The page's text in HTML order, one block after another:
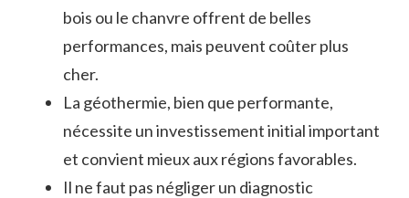
bois ou le chanvre offrent de belles
performances, mais peuvent coûter plus
cher.
La géothermie, bien que performante,
nécessite un investissement initial important
et convient mieux aux régions favorables.
Il ne faut pas négliger un diagnostic